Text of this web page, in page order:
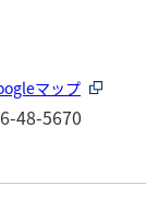
マップ
48-5670